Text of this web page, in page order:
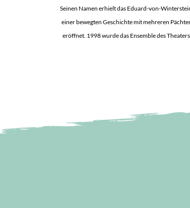
Seinen Namen erhielt das Eduard-von-
einer bewegten Geschichte mit mehreren
eröffnet. 1998 wurde das Ensemble des